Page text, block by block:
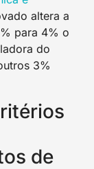
altera a
para 4% o
do
3%
de